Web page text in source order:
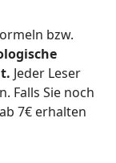
bzw.
Jeder Leser
Falls Sie noch
7€ erhalten